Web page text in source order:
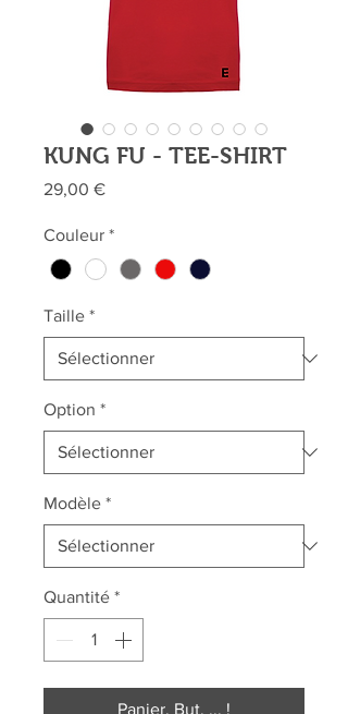
KUNG FU - TEE-SHIRT
29,00 €Prix
Couleur *
Taille *
Option *
Modèle *
Quantité *
Panier, But, ... !